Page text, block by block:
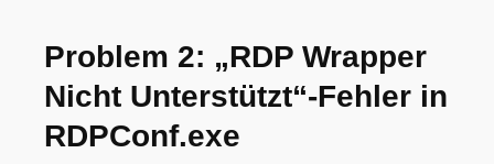
Problem 2: „RDP Wrapper
Nicht Unterstützt“-Fehler in
RDPConf.exe